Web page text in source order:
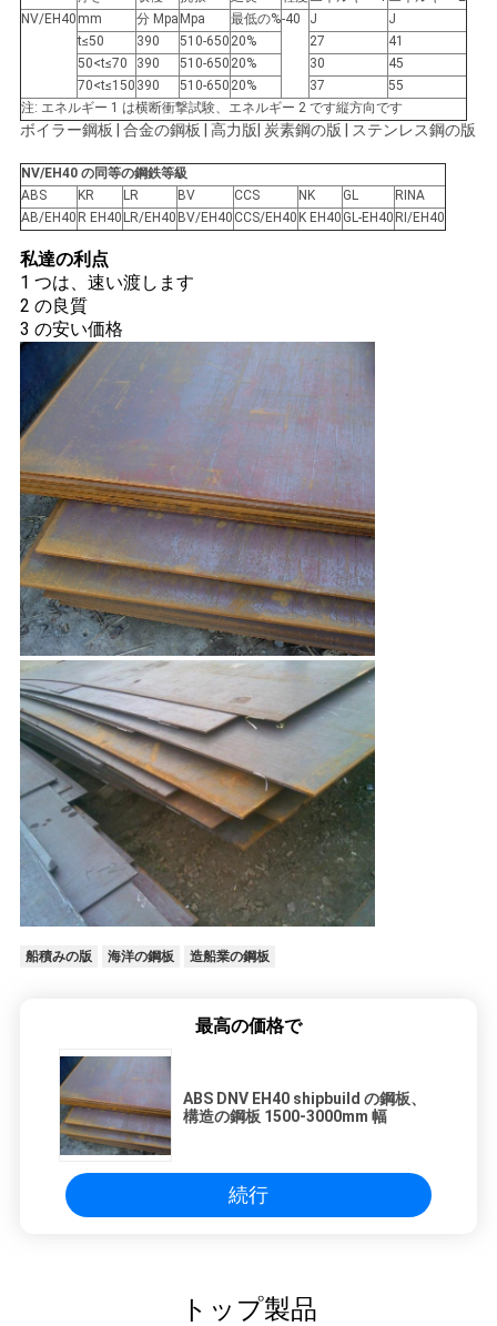
図
PRIVACY
POLICY
NV/EH40 mm 分 Mpa Mpa 最低の%-40 J
J
t≤50
390 510-650 20% 27
41
50<t≤70
390 510-650 20% 30
45
70<t≤150 390 510-650 20% 37
55
注: エネルギー 1 は横断衝撃試験、エネルギー 2 です縦方向です
ボイラー鋼板 | 合金の鋼板 | 高力版| 炭素鋼の版 | ステンレス鋼の版
NV/EH40 の同等の鋼鉄等級
ABS
KR LR BV CCS NK GL
RINA
AB/EH40 R EH40 LR/EH40 BV/EH40 CCS/EH40 K EH40 GL-EH40 RI/EH40
私達の利点
1 つは、速い渡します
2 の良質
3 の安い価格
船積みの版 海洋の鋼板 造船業の鋼板
最高の価格で
ABS DNV EH40 shipbuild の鋼板、
構造の鋼板 1500-3000mm 幅
続行
トップ製品